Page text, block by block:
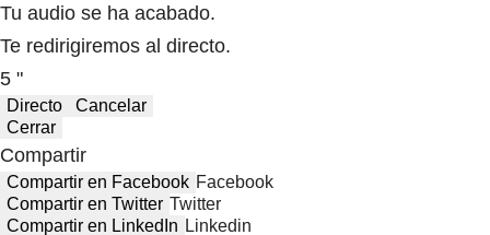
Tu audio se ha acabado.
Te redirigiremos al directo.
5 "
Directo
Cancelar
Cerrar
Compartir
Compartir en Facebook Facebook
Compartir en Twitter Twitter
Compartir en LinkedIn Linkedin